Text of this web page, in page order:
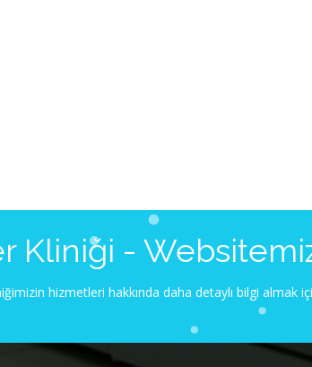
Kliniği -
hizmetleri hakkında daha detaylı bilgi